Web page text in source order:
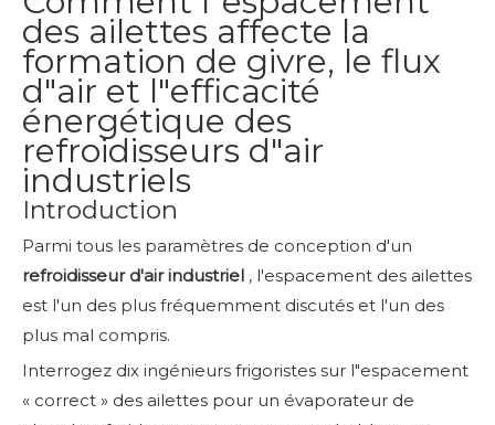
des ailettes affecte la
formation de givre, le flux
d"air et l"efficacité
énergétique des
refroidisseurs d"air
industriels
Introduction
Parmi tous les paramètres de conception d'un
refroidisseur d'air industriel , l'espacement des ailettes
est l'un des plus fréquemment discutés et l'un des
plus mal compris.
Interrogez dix ingénieurs frigoristes sur l"espacement
« correct » des ailettes pour un évaporateur de